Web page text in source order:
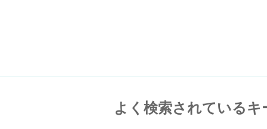
よく検索されているキ